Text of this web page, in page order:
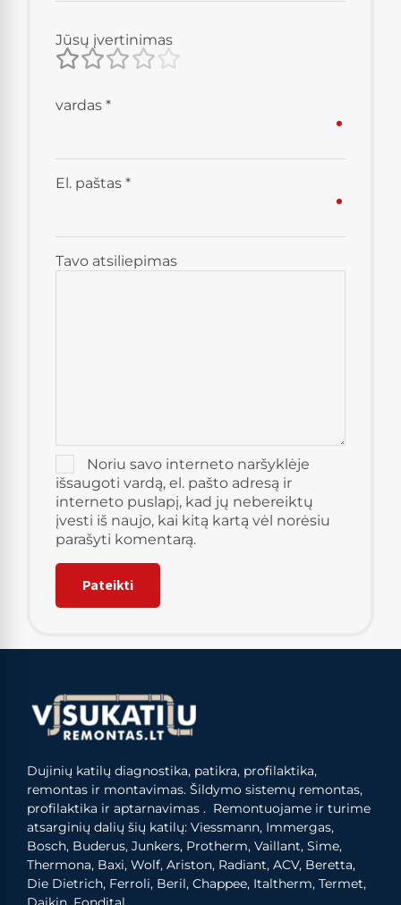
Jūsų įvertinimas
Tavo atsiliepimas
vardas *
El. paštas *
Noriu savo interneto naršyklėje
išsaugoti vardą, el. pašto adresą ir
interneto puslapį, kad jų nebereiktų
įvesti iš naujo, kai kitą kartą vėl norėsiu
parašyti komentarą.
Dujinių katilų diagnostika, patikra, profilaktika,
remontas ir montavimas. Šildymo sistemų remontas,
profilaktika ir aptarnavimas . Remontuojame ir turime
atsarginių dalių šių katilų: Viessmann, Immergas,
Bosch, Buderus, Junkers, Protherm, Vaillant, Sime,
Thermona, Baxi, Wolf, Ariston, Radiant, ACV, Beretta,
Die Dietrich, Ferroli, Beril, Chappee, Italtherm, Termet,